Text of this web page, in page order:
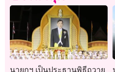
นายกฯ เป็นประธานพิธีถวาย